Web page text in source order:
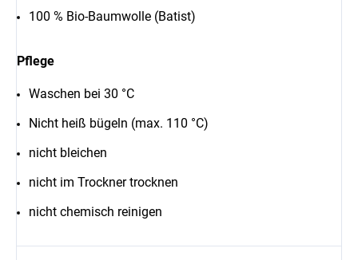
100 % Bio-Baumwolle (Batist)
Pflege
Waschen bei 30 °C
Nicht heiß bügeln (max. 110 °C)
nicht bleichen
nicht im Trockner trocknen
nicht chemisch reinigen